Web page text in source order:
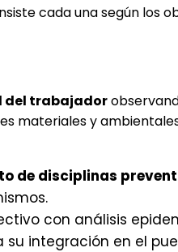
cada una según los
del trabajador
materiales y
de disciplinas
con análisis
su integración en el